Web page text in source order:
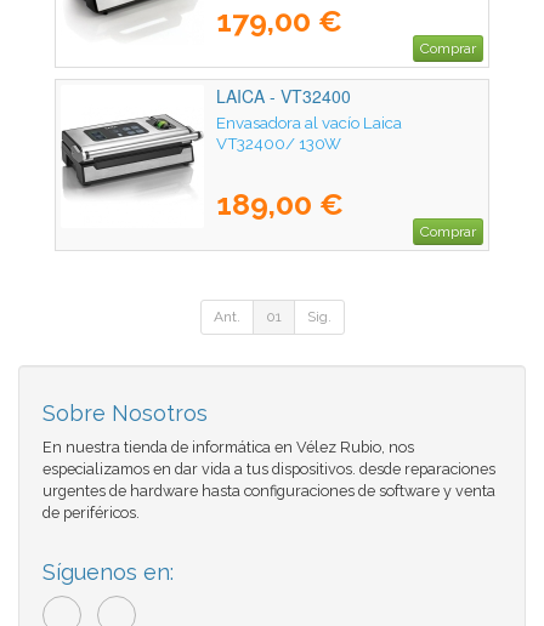
179,00 €
Comprar
LAICA - VT32400
Envasadora al vacío Laica
VT32400/ 130W
189,00 €
Comprar
Ant. 01 Sig.
Sobre Nosotros
En nuestra tienda de informática en Vélez Rubio, nos
especializamos en dar vida a tus dispositivos. desde reparaciones
urgentes de hardware hasta configuraciones de software y venta
de periféricos.
Síguenos en: